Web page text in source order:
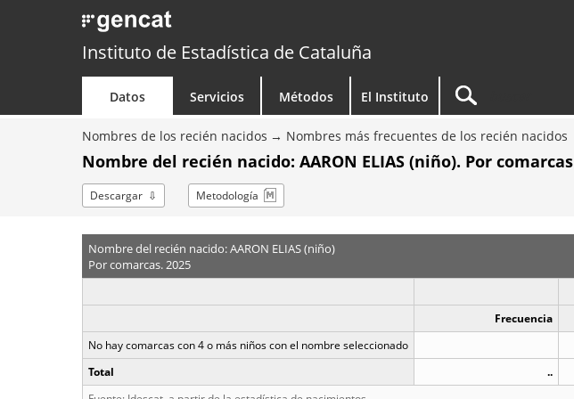
Instituto de Estadística de Cataluña
Datos Servicios Métodos El Instituto
Nombres de los recién nacidos Nombres más frecuentes de los recién nacidos
Nombre del recién nacido: AARON ELIAS (niño). Por comarcas
Descargar Metodología
Nombre del recién nacido: AARON ELIAS (niño)
Por comarcas. 2025
Frecuencia
No hay comarcas con 4 o más niños con el nombre seleccionado
Total
..